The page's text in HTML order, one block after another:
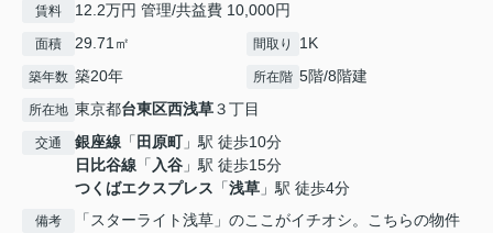
賃料 12.2万円 管理/共益費 10,000円
面積 29.71㎡ 間取り 1K
築年数 築20年 所在階 5階/8階建
所在地 東京都台東区西浅草３丁目
交通 銀座線 「 田原町」駅 徒歩10分
日比谷線 「入谷 」駅 徒歩15分
つくばエクスプレス 「浅草 」駅 徒歩4分
備考
「スターライト浅草」のここがイチオシ。こちらの物件